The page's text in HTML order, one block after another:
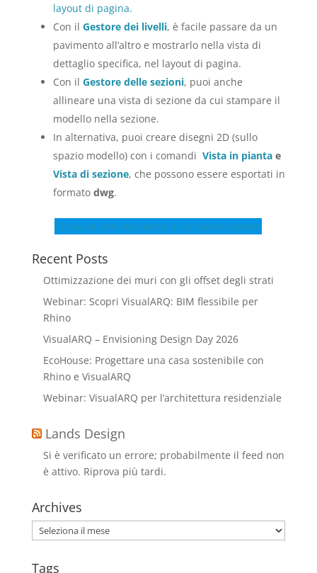
layout di pagina.
Con il Gestore dei livelli, è facile passare da un
pavimento all’altro e mostrarlo nella vista di
dettaglio specifica, nel layout di pagina.
Con il Gestore delle sezioni, puoi anche
allineare una vista di sezione da cui stampare il
modello nella sezione.
In alternativa, puoi creare disegni 2D (sullo
spazio modello) con i comandi Vista in piantae
Vista di sezione, che possono essere esportati in
formato dwg.
Consulta altri strumenti di documentazione
Recent Posts
Ottimizzazione dei muri con gli offset degli strati
Webinar: Scopri VisualARQ: BIM flessibile per
Rhino
VisualARQ – Envisioning Design Day 2026
EcoHouse: Progettare una casa sostenibile con
Rhino e VisualARQ
Webinar: VisualARQ per l’architettura residenziale
Lands Design
Si è verificato un errore; probabilmente il feed non
è attivo. Riprova più tardi.
Archives
Archives
Tags